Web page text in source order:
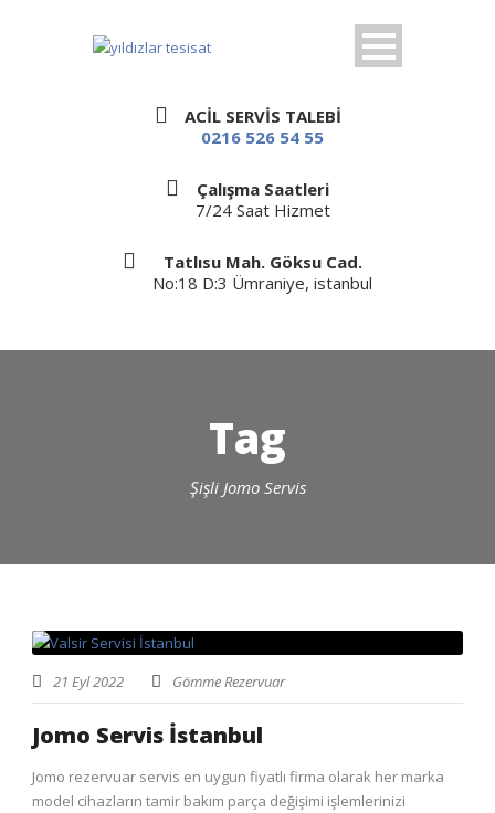
ACİL SERVİS TALEBİ
0216 526 54 55
Çalışma Saatleri
7/24 Saat Hizmet
Tatlısu Mah. Göksu Cad.
No:18 D:3 Ümraniye, istanbul
Tag
Şişli Jomo Servis
21 Eyl 2022 Gömme Rezervuar
Jomo Servis İstanbul
Jomo rezervuar servis en uygun fiyatlı firma olarak her marka
model cihazların tamir bakım parça değişimi işlemlerinizi